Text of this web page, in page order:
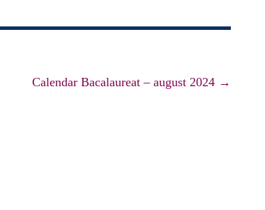
Calendar Bacalaureat – august 2024 →